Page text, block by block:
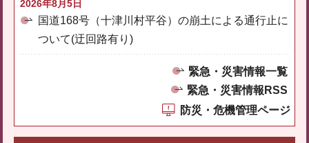
2026年8月5日
国道168号（十津川村平谷）の崩土による通行止に
ついて(迂回路有り)
緊急・災害情報一覧
緊急・災害情報RSS
防災・危機管理ページ